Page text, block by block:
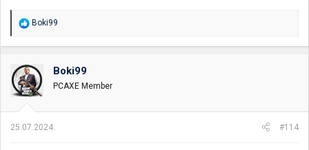
R
o
v
a
n
:
Boki99
Boki99
PCAXE Member
25.07.2024. #114